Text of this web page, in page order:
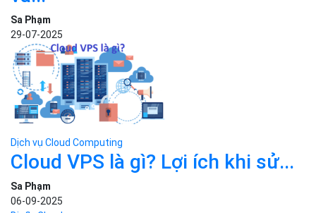
Sa Phạm
29-07-2025
Dịch vụ Cloud Computing
Cloud VPS là gì? Lợi ích khi sử...
Sa Phạm
06-09-2025